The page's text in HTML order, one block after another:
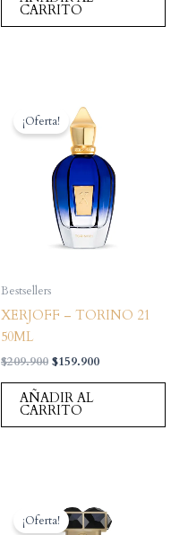
era:
$304.900.$239.900.
CARRITO
¡Oferta!
Bestsellers
XERJOFF – TORINO 21
50ML
$209.900 El
original
era:
$159.900El
AÑADIR AL
CARRITO
¡Oferta!